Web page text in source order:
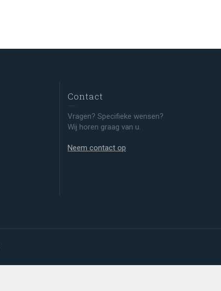
Contact
Vragen? Specifieke wensen?
Wij horen graag van u.
Neem contact op